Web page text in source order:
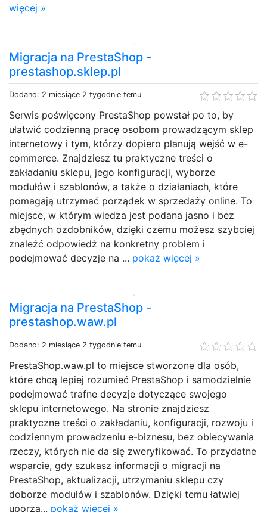
więcej »
Migracja na PrestaShop -
prestashop.sklep.pl
Dodano: 2 miesiące 2 tygodnie temu
Serwis poświęcony PrestaShop powstał po to, by
ułatwić codzienną pracę osobom prowadzącym sklep
internetowy i tym, którzy dopiero planują wejść w e-
commerce. Znajdziesz tu praktyczne treści o
zakładaniu sklepu, jego konfiguracji, wyborze
modułów i szablonów, a także o działaniach, które
pomagają utrzymać porządek w sprzedaży online. To
miejsce, w którym wiedza jest podana jasno i bez
zbędnych ozdobników, dzięki czemu możesz szybciej
znaleźć odpowiedź na konkretny problem i
podejmować decyzje na ... pokaż więcej »
Migracja na PrestaShop -
prestashop.waw.pl
Dodano: 2 miesiące 2 tygodnie temu
PrestaShop.waw.pl to miejsce stworzone dla osób,
które chcą lepiej rozumieć PrestaShop i samodzielnie
podejmować trafne decyzje dotyczące swojego
sklepu internetowego. Na stronie znajdziesz
praktyczne treści o zakładaniu, konfiguracji, rozwoju i
codziennym prowadzeniu e-biznesu, bez obiecywania
rzeczy, których nie da się zweryfikować. To przydatne
wsparcie, gdy szukasz informacji o migracji na
PrestaShop, aktualizacji, utrzymaniu sklepu czy
doborze modułów i szablonów. Dzięki temu łatwiej
uporzą... pokaż więcej »